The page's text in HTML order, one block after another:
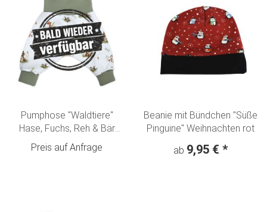
Pumphose "Waldtiere"
Hase, Fuchs, Reh & Bär
creme-olivgrün
Preis auf Anfrage
Beanie mit Bündchen "Süße
Pinguine" Weihnachten rot
ab 9,95 € *